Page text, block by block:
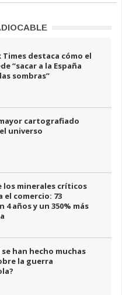
Times destaca cómo el
“sacar a la España
sombras”
cartografiado
universo
los minerales críticos
el comercio: 73
4 años y un 350% más
se han hecho muchas
la guerra